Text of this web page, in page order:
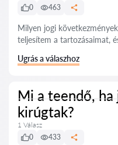
0
463
Milyen jogi
teljesítem a tartozásaimat,
Ugrás a válaszhoz
Mi a teendő, ha
kirúgtak?
1 Válasz
0
433